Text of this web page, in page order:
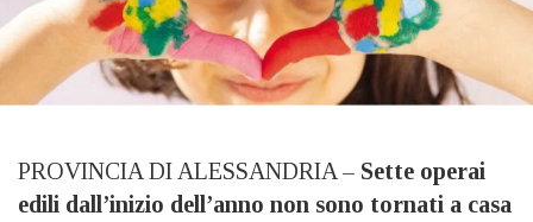
PROVINCIA DI ALESSANDRIA – Sette operai
edili dall’inizio dell’anno non sono tornati a casa